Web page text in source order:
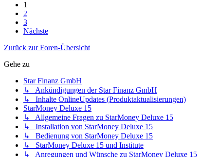
1
2
3
Nächste
Zurück zur Foren-Übersicht
Gehe zu
Star Finanz GmbH
↳ Ankündigungen der Star Finanz GmbH
↳ Inhalte OnlineUpdates (Produktaktualisierungen)
StarMoney Deluxe 15
↳ Allgemeine Fragen zu StarMoney Deluxe 15
↳ Installation von StarMoney Deluxe 15
↳ Bedienung von StarMoney Deluxe 15
↳ StarMoney Deluxe 15 und Institute
↳ Anregungen und Wünsche zu StarMoney Deluxe 15